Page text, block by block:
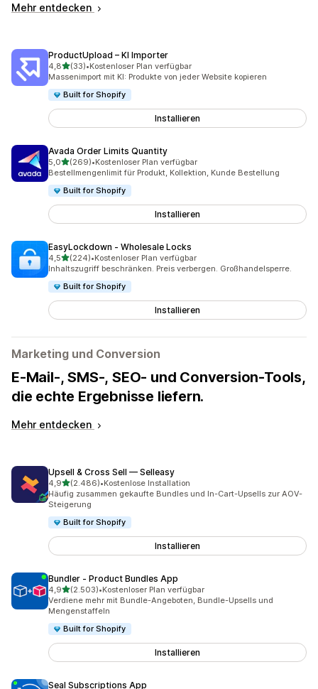
Mehr entdecken
ProductUpload – KI Importer
4,8von 5 Sternen
(33)
33 Rezensionen insgesamt
•Kostenloser Plan verfügbar
Massenimport mit KI: Produkte von jeder Website kopieren
Built for Shopify
Installieren
Avada Order Limits Quantity
5,0von 5 Sternen
(269)
269 Rezensionen insgesamt
•Kostenloser Plan verfügbar
Bestellmengenlimit für Produkt, Kollektion, Kunde Bestellung
Built for Shopify
Installieren
EasyLockdown ‑ Wholesale Locks
4,5von 5 Sternen
(224)
224 Rezensionen insgesamt
•Kostenloser Plan verfügbar
Inhaltszugriff beschränken. Preis verbergen. Großhandelsperre.
Built for Shopify
Installieren
Marketing und Conversion
E-Mail-, SMS-, SEO- und Conversion-Tools,
die echte Ergebnisse liefern.
Mehr entdecken
Upsell & Cross Sell — Selleasy
4,9von 5 Sternen
(2.486)
2486 Rezensionen insgesamt
•Kostenlose Installation
Häufig zusammen gekaufte Bundles und In-Cart-Upsells zur AOV-
Steigerung
Built for Shopify
Installieren
Bundler ‑ Product Bundles App
4,9von 5 Sternen
(2.503)
2503 Rezensionen insgesamt
•Kostenloser Plan verfügbar
Verdiene mehr mit Bundle-Angeboten, Bundle-Upsells und
Mengenstaffeln
Built for Shopify
Installieren
Seal Subscriptions App